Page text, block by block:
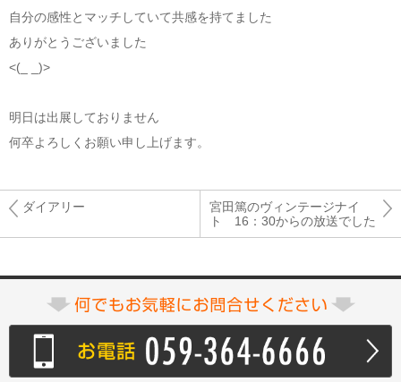
自分の感性とマッチしていて共感を持てました
ありがとうございました
<(_ _)>
明日は出展しておりません
何卒よろしくお願い申し上げます。
ダイアリー
宮田篤のヴィンテージナイ
ト 16：30からの放送でした